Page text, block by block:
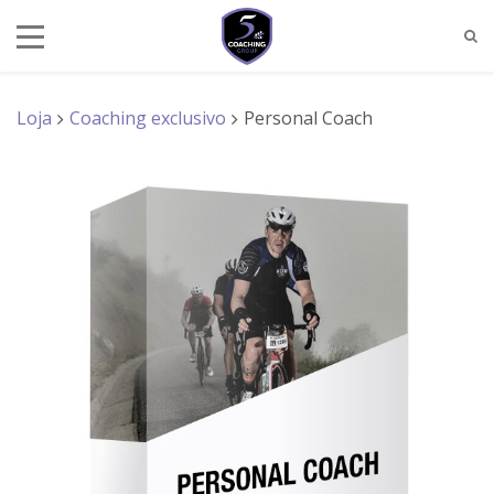
Loja Coaching exclusivo Personal Coach